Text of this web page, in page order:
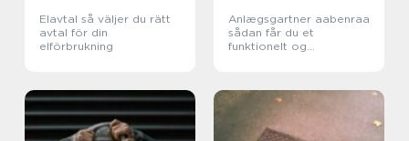
Elavtal så väljer du rätt
avtal för din
elförbrukning
Anlægsgartner aabenraa
sådan får du et
funktionelt og